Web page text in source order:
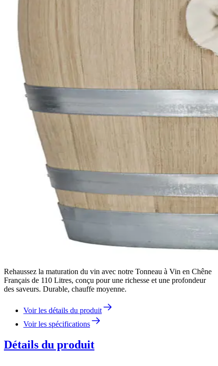
Rehaussez la maturation du vin avec notre Tonneau à Vin en Chêne
Français de 110 Litres, conçu pour une richesse et une profondeur
des saveurs. Durable, chauffe moyenne.
Voir les détails du produit
Voir les spécifications
Détails du produit